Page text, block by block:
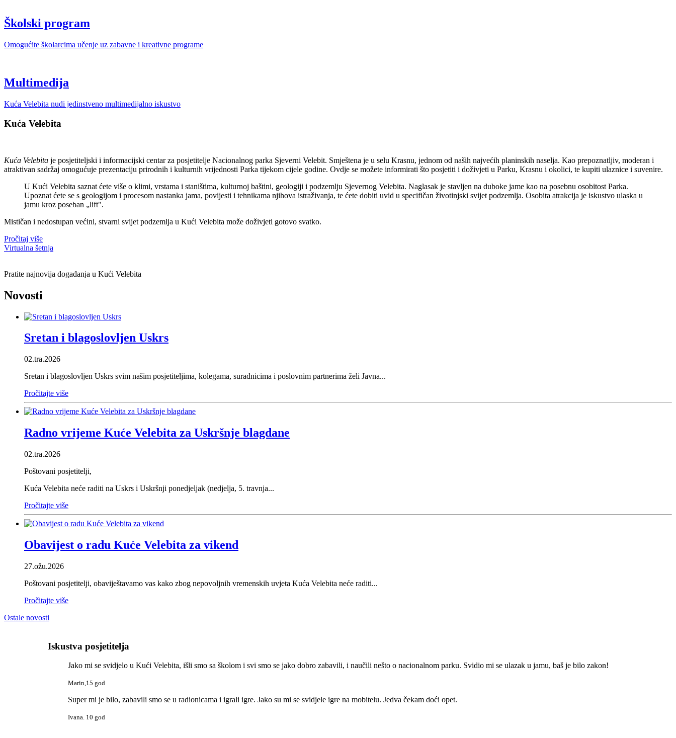
Školski program
Omogućite školarcima učenje uz zabavne i kreativne programe
Multimedija
Kuća Velebita nudi jedinstveno multimedijalno iskustvo
Kuća Velebita
Kuća Velebita je posjetiteljski i informacijski centar za posjetitelje Nacionalnog parka Sjeverni Velebit. Smještena je u selu Krasnu, jednom od naših najvećih planinskih naselja. Kao prepoznatljiv, moderan i
atraktivan sadržaj omogućuje prezentaciju prirodnih i kulturnih vrijednosti Parka tijekom cijele godine. Ovdje se možete informirati što posjetiti i doživjeti u Parku, Krasnu i okolici, te kupiti ulaznice i suvenire.
U Kući Velebita saznat ćete više o klimi, vrstama i staništima, kulturnoj baštini, geologiji i podzemlju Sjevernog Velebita. Naglasak je stavljen na duboke jame kao na posebnu osobitost Parka.
Upoznat ćete se s geologijom i procesom nastanka jama, povijesti i tehnikama njihova istraživanja, te ćete dobiti uvid u specifičan životinjski svijet podzemlja. Osobita atrakcija je iskustvo ulaska u
jamu kroz poseban „lift".
Mističan i nedostupan većini, stvarni svijet podzemlja u Kući Velebita može doživjeti gotovo svatko.
Pročitaj više
Virtualna šetnja
Pratite najnovija događanja u Kući Velebita
Novosti
Sretan i blagoslovljen Uskrs
02.tra.2026
Sretan i blagoslovljen Uskrs svim našim posjetiteljima, kolegama, suradnicima i poslovnim partnerima želi Javna...
Pročitajte više
Radno vrijeme Kuće Velebita za Uskršnje blagdane
02.tra.2026
Poštovani posjetitelji,
Kuća Velebita neće raditi na Uskrs i Uskršnji ponedjeljak (nedjelja, 5. travnja...
Pročitajte više
Obavijest o radu Kuće Velebita za vikend
27.ožu.2026
Poštovani posjetitelji, obaviještavamo vas kako zbog nepovoljnih vremenskih uvjeta Kuća Velebita neće raditi...
Pročitajte više
Ostale novosti
Iskustva posjetitelja
Jako mi se svidjelo u Kući Velebita, išli smo sa školom i svi smo se jako dobro zabavili, i naučili nešto o nacionalnom parku. Svidio mi se ulazak u jamu, baš je bilo zakon!
Marin,15 god
Super mi je bilo, zabavili smo se u radionicama i igrali igre. Jako su mi se svidjele igre na mobitelu. Jedva čekam doći opet.
Ivana. 10 god